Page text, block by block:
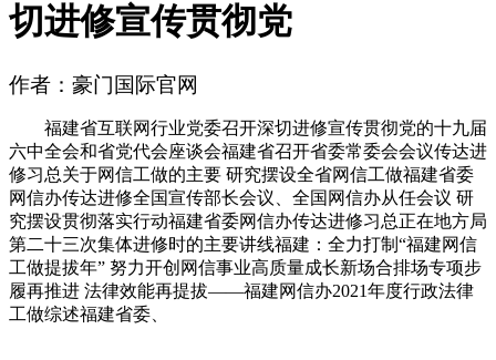
切进修宣传贯彻党
作者：豪门国际官网
福建省互联网行业党委召开深切进修宣传贯彻党的十九届
六中全会和省党代会座谈会福建省召开省委常委会会议传达进
修习总关于网信工做的主要 研究摆设全省网信工做福建省委
网信办传达进修全国宣传部长会议、全国网信办从任会议 研
究摆设贯彻落实行动福建省委网信办传达进修习总正在地方局
第二十三次集体进修时的主要讲线福建：全力打制“福建网信
工做提拔年” 努力开创网信事业高质量成长新场合排场专项步
履再推进 法律效能再提拔——福建网信办2021年度行政法律
工做综述福建省委、